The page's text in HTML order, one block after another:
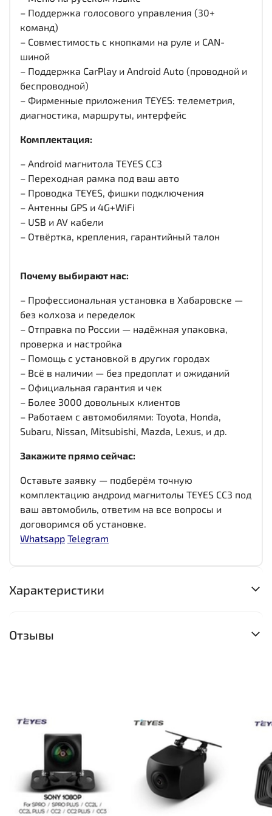
– Поддержка голосового управления (30+
команд)
– Совместимость с кнопками на руле и CAN-
шиной
– Поддержка CarPlay и Android Auto (проводной и
беспроводной)
– Фирменные приложения TEYES: телеметрия,
диагностика, маршруты, интерфейс
Комплектация:
– Android магнитола TEYES CC3
– Переходная рамка под ваш авто
– Проводка TEYES, фишки подключения
– Антенны GPS и 4G+WiFi
– USB и AV кабели
– Отвёртка, крепления, гарантийный талон
Почему выбирают нас:
– Профессиональная установка в Хабаровске —
без колхоза и переделок
– Отправка по России — надёжная упаковка,
проверка и настройка
– Помощь с установкой в других городах
– Всё в наличии — без предоплат и ожиданий
– Официальная гарантия и чек
– Более 3000 довольных клиентов
– Работаем с автомобилями: Toyota, Honda,
Subaru, Nissan, Mitsubishi, Mazda, Lexus, и др.
Закажите прямо сейчас:
Оставьте заявку — подберём точную
комплектацию андроид магнитолы TEYES CC3 под
ваш автомобиль, ответим на все вопросы и
договоримся об установке.
Whatsapp Telegram
Характеристики
Отзывы